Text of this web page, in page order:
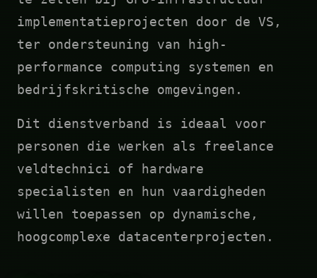
implementatieprojecten door de VS,
ter ondersteuning van high-
performance computing systemen en
bedrijfskritische omgevingen.
Dit dienstverband is ideaal voor
personen die werken als freelance
veldtechnici of hardware
specialisten en hun vaardigheden
willen toepassen op dynamische,
hoogcomplexe datacenterprojecten.